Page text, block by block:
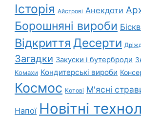
Історія Айстрові Анекдоти
Борошняні вироби
Відкриття Десерти
Загадки Закуски і бутерброди
Комахи Кондитерські вироби
Космос Котові М'ясні
Напої Новітні